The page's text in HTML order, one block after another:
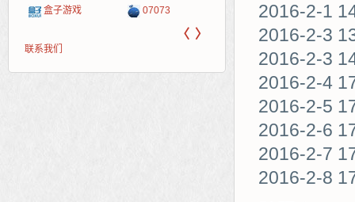
盒子游戏 07073 新浪页游 网易
Cwan
5617网游网 一游网
4q5q游戏
〈 〉
联系我们
2016-2-1
2016-2-3
2016-2-3
2016-2-4
2016-2-5
2016-2-6
2016-2-7
2016-2-8